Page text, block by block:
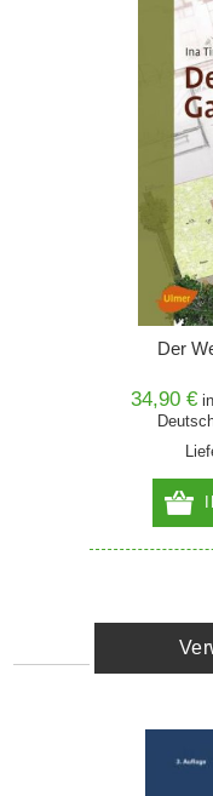
Der
34,90 €